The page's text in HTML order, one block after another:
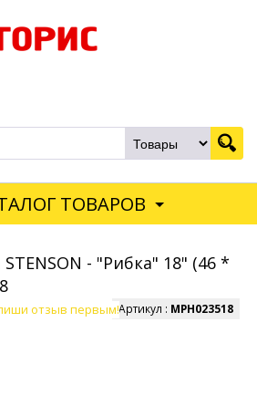
ТОВАРОВ
- "Рибка" 18" (46 *
отзыв первым!Артикул : MPH023518